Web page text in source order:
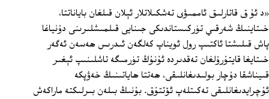
«د ئۇ ق قاتارلىق ئاممىۋى تەشكىلاتلار ئېلان قىلغان باياناتتا،
خىتاينىڭ شەرقىي تۈركىستاندىكى جىنايى قىلمىشلىرىنى دۇنياغا
پاش قىلىشتا ئاكتىپ رول ئويناپ كەلگەن ئىدرىس ھەسەن ئەگەر
خىتايغا قايتۇرۇلغان تەقدىردە ئۇنۇڭ تۈرمىگە تاشلىنىپ ئېغىر
قىيناشقا دۇچار بولىدىغانلىقى، ھەتتا ھاياتىنىڭ خەۋپكە
ئۇچرايدىغانلىقى تەكىتلەپ ئۆتتۇق. بۇنىڭ بىلەن بىرلىكتە ماراكەش